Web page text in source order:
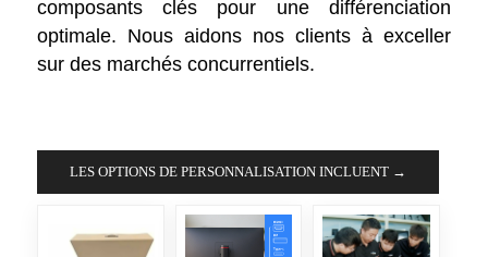
composants clés pour une différenciation
optimale. Nous aidons nos clients à exceller
sur des marchés concurrentiels.
LES OPTIONS DE PERSONNALISATION INCLUENT →